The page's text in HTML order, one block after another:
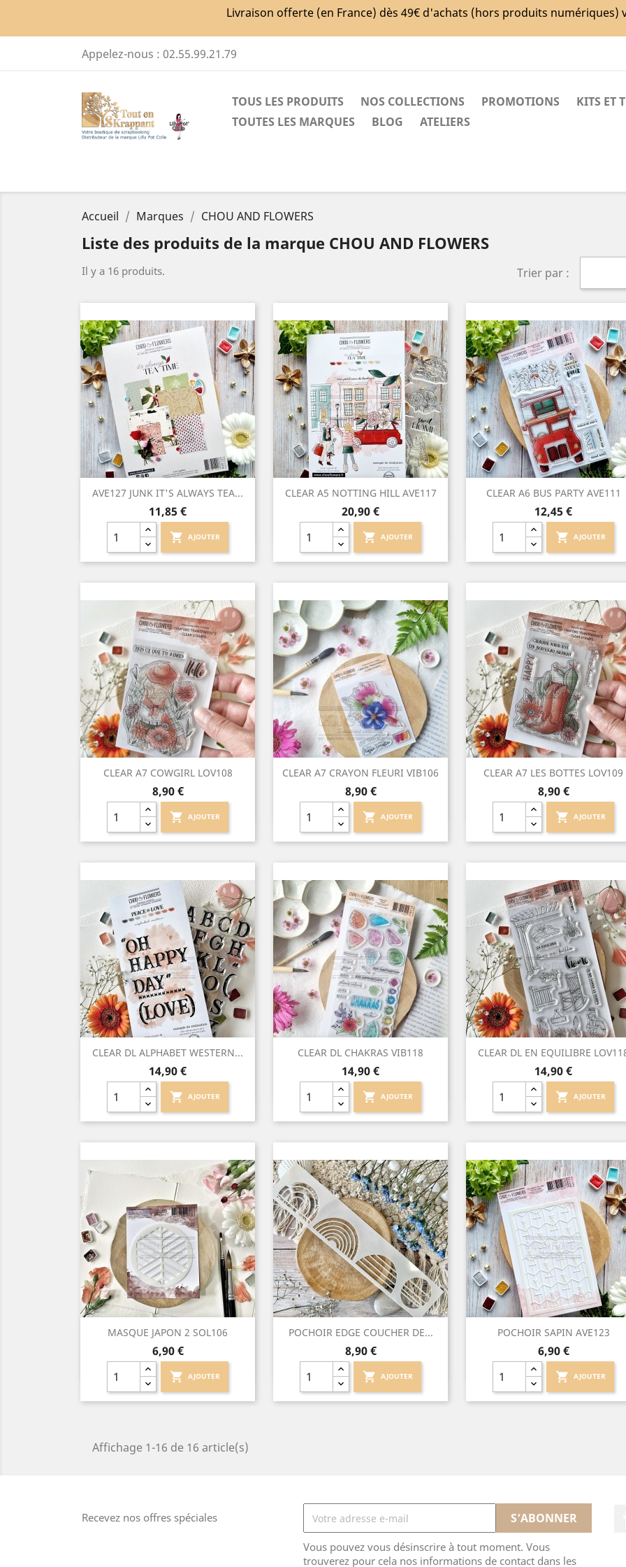
Livraison offerte (en France) dès 49€ d'achats (hors produits numériques)
Appelez-nous : 02.55.99.21.79
TOUS LES PRODUITS NOS COLLECTIONS PROMOTIONS KITS ET
TOUTES LES MARQUES
BLOG ATELIERS
Accueil Marques CHOU AND FLOWERS
Liste des produits de la marque CHOU AND FLOWERS
Il y a 16 produits. Trier par :
AVE127 JUNK IT'S ALWAYS TEA...
Prix
11,85 €
shopping_cart AJOUTER
Aperçu rapide CLEAR A5 NOTTING HILL AVE117
Prix
20,90 €
shopping_cart AJOUTER
 Aperçu rapide CLEAR A6 BUS PARTY AVE111
Prix
12,45 €
shopping_cart AJOUTER
Aperçu rapide
CLEAR A7 COWGIRL LOV108
Prix
8,90 €
shopping_cart AJOUTER
Aperçu rapide CLEAR A7 CRAYON FLEURI VIB106
Prix
8,90 €
shopping_cart AJOUTER
Aperçu rapide CLEAR A7 LES BOTTES LOV109
Prix
8,90 €
shopping_cart AJOUTER
Aperçu rapide
CLEAR DL ALPHABET WESTERN...
Prix
14,90 €
shopping_cart AJOUTER
Aperçu rapide CLEAR DL CHAKRAS VIB118
Prix
14,90 €
shopping_cart AJOUTER
 Aperçu rapide CLEAR DL EN EQUILIBRE
Prix
14,90 €
shopping_cart AJOUTER
 Aperçu rapide
MASQUE JAPON 2 SOL106
Prix
6,90 €
shopping_cart AJOUTER
Aperçu rapide POCHOIR EDGE COUCHER DE...
Prix
8,90 €
shopping_cart AJOUTER
Aperçu rapide POCHOIR SAPIN AVE123
Prix
6,90 €
shopping_cart AJOUTER
Aperçu rapide
Affichage 1-16 de 16 article(s)
Recevez nos offres spéciales
Vous pouvez vous désinscrire à tout moment. Vous
trouverez pour cela nos informations de contact dans les